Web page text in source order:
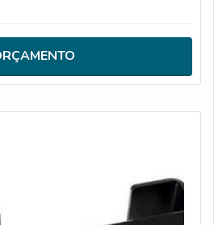
um código do computador,
qualquer coisa, desde grãos
componentes de celu